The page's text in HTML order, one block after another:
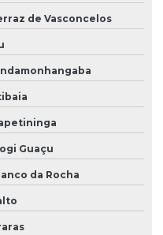
e ltcat
de Vasconcelos
Guaçu
da Rocha